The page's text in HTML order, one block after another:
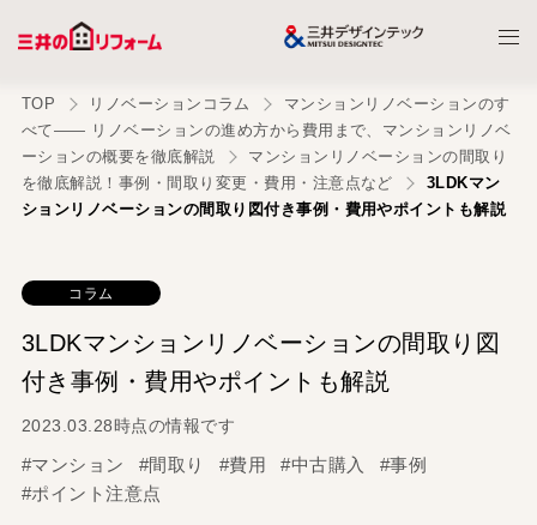
TOP リノベーションコラム
マンションリノベーションのす
べて—— リノベーションの進め方から費用まで、マンションリノベ
ーションの概要を徹底解説
マンションリノベーションの間取り
を徹底解説！事例・間取り変更・費用・注意点など
3LDKマン
ションリノベーションの間取り図付き事例・費用やポイントも解説
コラム
3LDKマンションリノベーションの間取り図
付き事例・費用やポイントも解説
2023.03.28時点の情報です
#マンション #間取り #費用 #中古購入
#事例
#ポイント注意点